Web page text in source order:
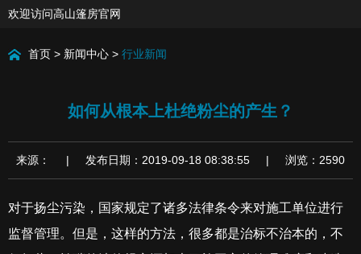
欢迎访问高山篷房官网
首页 > 新闻中心 > 行业新闻
如何从根本上杜绝粉尘的产生？
来源： | 发布日期：2019-09-18 08:38:55 | 浏览：2590
对于扬尘污染，国家规定了诸多法律条令来对施工单位进行
监督管理。但是，这样的方法，很多都是治标不治本的，不